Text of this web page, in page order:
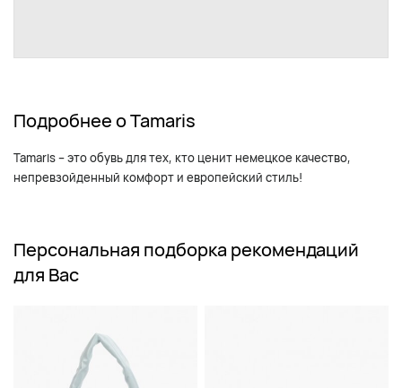
Подробнее о Tamaris
Tamaris – это обувь для тех, кто ценит немецкое качество,
непревзойденный комфорт и европейский стиль!
Персональная подборка рекомендаций
для Вас